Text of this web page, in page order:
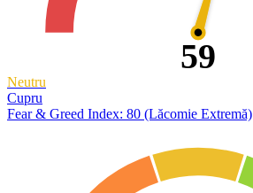
59
Neutru
Cupru
Fear & Greed Index: 80 (Lăcomie Extremă)